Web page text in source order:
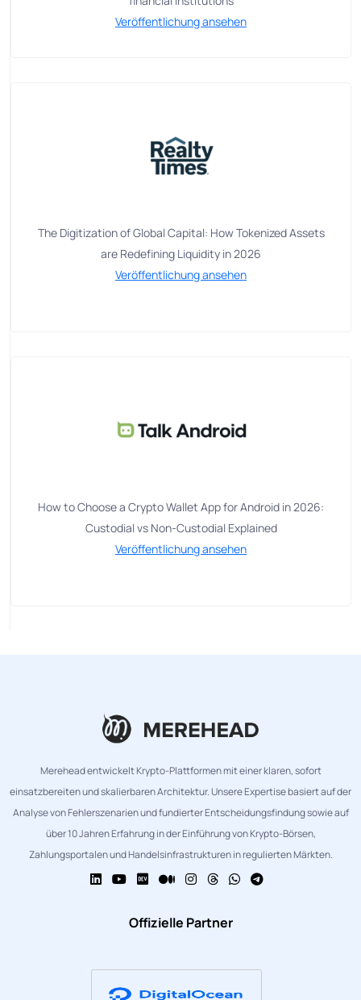
Veröffentlichung ansehen
The Digitization of Global Capital: How Tokenized Assets
are Redefining Liquidity in 2026
Veröffentlichung ansehen
How to Choose a Crypto Wallet App for Android in 2026:
Custodial vs Non-Custodial Explained
Veröffentlichung ansehen
Merehead entwickelt Krypto-Plattformen mit einer klaren, sofort
einsatzbereiten und skalierbaren Architektur. Unsere Expertise basiert auf der
Analyse von Fehlerszenarien und fundierter Entscheidungsfindung sowie auf
über 10 Jahren Erfahrung in der Einführung von Krypto-Börsen,
Zahlungsportalen und Handelsinfrastrukturen in regulierten Märkten.
Offizielle Partner